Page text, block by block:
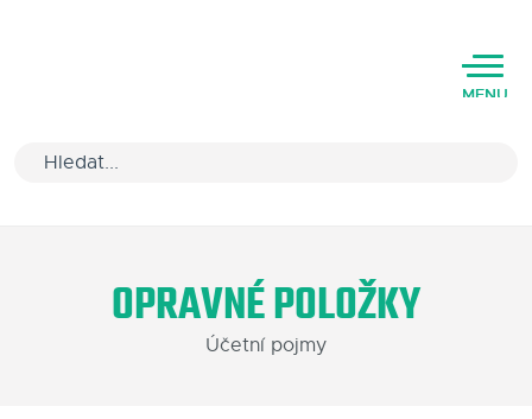
MENU
Varianty software
OPRAVNÉ POLOŽKY
Účetní pojmy